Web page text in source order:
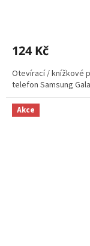
124 Kč
Otevírací / knížkové
telefon Samsung
Akce